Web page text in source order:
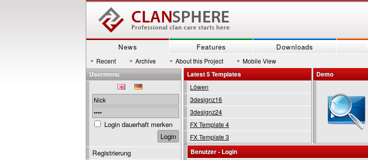
News Features Downloads
» Recent » Archive » About this Project » Mobile View
Latest 5 Templates
Löwen
3designz16
3designz24
FX Template 4
FX Template 3
Demo
Benutzer - Login
Usermenu
Login dauerhaft merken
Registrierung